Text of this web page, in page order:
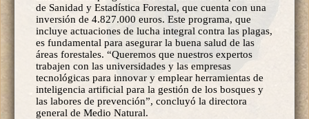
de Sanidad y Estadística Forestal, que cuenta con una
inversión de 4.827.000 euros. Este programa, que
incluye actuaciones de lucha integral contra las plagas,
es fundamental para asegurar la buena salud de las
áreas forestales. “Queremos que nuestros expertos
trabajen con las universidades y las empresas
tecnológicas para innovar y emplear herramientas de
inteligencia artificial para la gestión de los bosques y
las labores de prevención”, concluyó la directora
general de Medio Natural.